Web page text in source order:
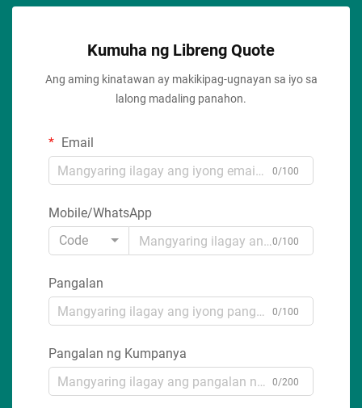
Kumuha ng Libreng Quote
Ang aming kinatawan ay makikipag-ugnayan sa iyo sa
lalong madaling panahon.
Email
0/100
Mobile/WhatsApp
Code
0/100
Pangalan
0/100
Pangalan ng Kumpanya
0/200